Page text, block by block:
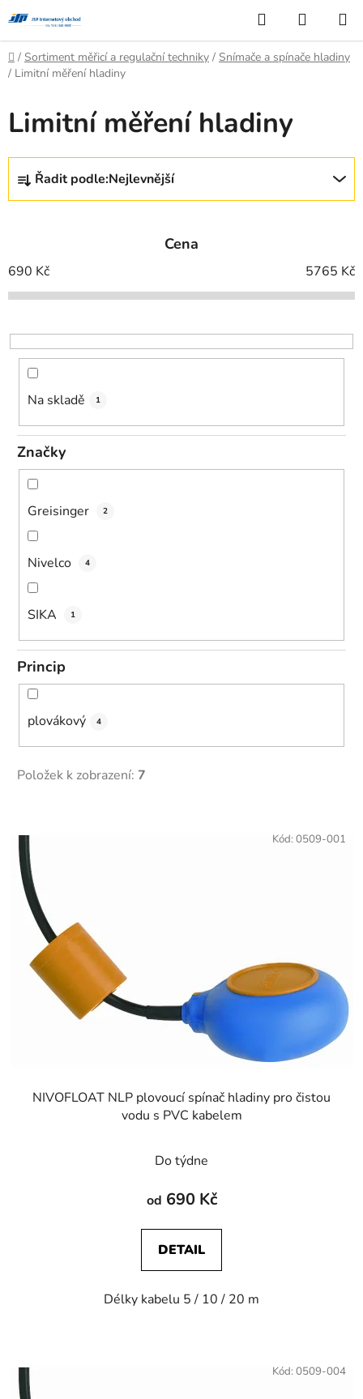
na
obsah
Hledat
KOŠÍK
Domů
/ Sortiment měřicí a regulační techniky / Snímače a spínače hladiny
/ Limitní měření hladiny
Limitní měření hladiny
Ř
z
í
p
o
d
ů
Řadit podle:Nejlevnější
Cena
690 Kč 5765 Kč
Na skladě 1
Značky
Greisinger 2
Nivelco 4
SIKA 1
Princip
plovákový 4
Položek k zobrazení: 7
NIVOFLOAT NLP plovoucí spínač hladiny pro čistou
vodu s PVC kabelem
Do týdne
od 690 Kč
DETAIL
Délky kabelu 5 / 10 / 20 m
Kód: 0509-001
Kód: 0509-004